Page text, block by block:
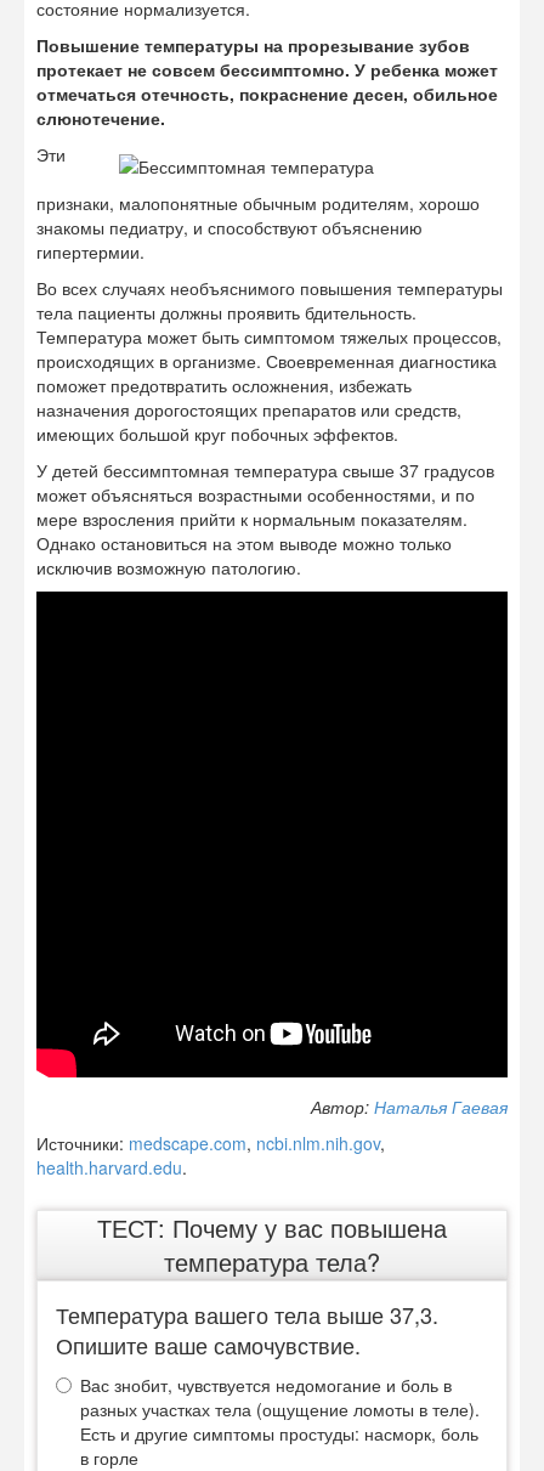
состояние нормализуется.
Повышение температуры на прорезывание зубов
протекает не совсем бессимптомно. У ребенка может
отмечаться отечность, покраснение десен, обильное
слюнотечение.
Эти
признаки, малопонятные обычным родителям, хорошо
знакомы педиатру, и способствуют объяснению
гипертермии.
Во всех случаях необъяснимого повышения температуры
тела пациенты должны проявить бдительность.
Температура может быть симптомом тяжелых процессов,
происходящих в организме. Своевременная диагностика
поможет предотвратить осложнения, избежать
назначения дорогостоящих препаратов или средств,
имеющих большой круг побочных эффектов.
У детей бессимптомная температура свыше 37 градусов
может объясняться возрастными особенностями, и по
мере взросления прийти к нормальным показателям.
Однако остановиться на этом выводе можно только
исключив возможную патологию.
Автор: Наталья Гаевая
Источники: medscape.com, ncbi.nlm.nih.gov,
health.harvard.edu.
ТЕСТ: Почему у вас повышена
температура тела?
Температура вашего тела выше 37,3.
Опишите ваше самочувствие.
Вас знобит, чувствуется недомогание и боль в
разных участках тела (ощущение ломоты в теле).
Есть и другие симптомы простуды: насморк, боль
в горле